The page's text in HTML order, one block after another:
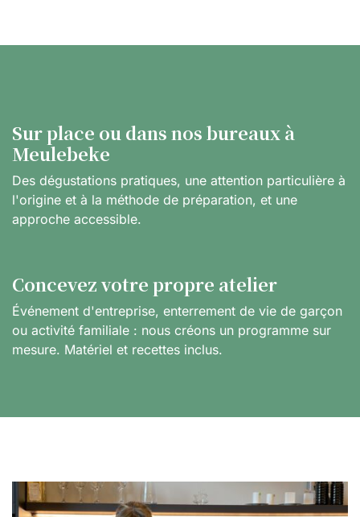
Sur place ou dans nos bureaux à
Meulebeke
Des dégustations pratiques, une attention particulière à
l'origine et à la méthode de préparation, et une
approche accessible.
Concevez votre propre atelier
Événement d'entreprise, enterrement de vie de garçon
ou activité familiale : nous créons un programme sur
mesure. Matériel et recettes inclus.